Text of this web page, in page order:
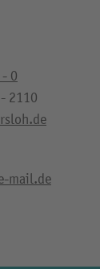
0
2110
mail.de